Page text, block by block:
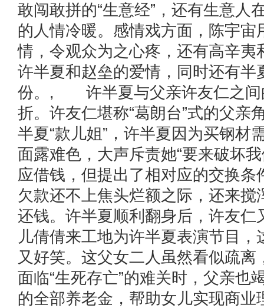
敢闯敢拼的“生意经”，还有生意人
的人情冷暖。感情戏方面，陈宇宙
情，令观众为之心疼，还有高辛夷
许半夏和赵垒的爱情，同时还有半
份。, 许半夏与父亲许友仁之间
折。许友仁堪称“葛朗台”式的父亲
半夏“款儿姐”，许半夏因为买钢材
面露难色，大声斥责她“要来破坏
应借钱，但提出了相对应的交换条
欠款还不上焦头烂额之际，还来搅
还钱。许半夏顺利翻身后，许友仁
儿倩倩来工地为许半夏表演节目，
又好笑。这父女二人虽然看似疏离
面临“生死存亡”的难关时，父亲也
的全部养老金，帮助女儿实现商